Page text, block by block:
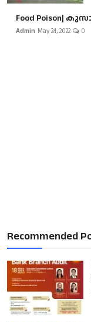
Food Poison|
Admin May 24, 2022 0
Recommended